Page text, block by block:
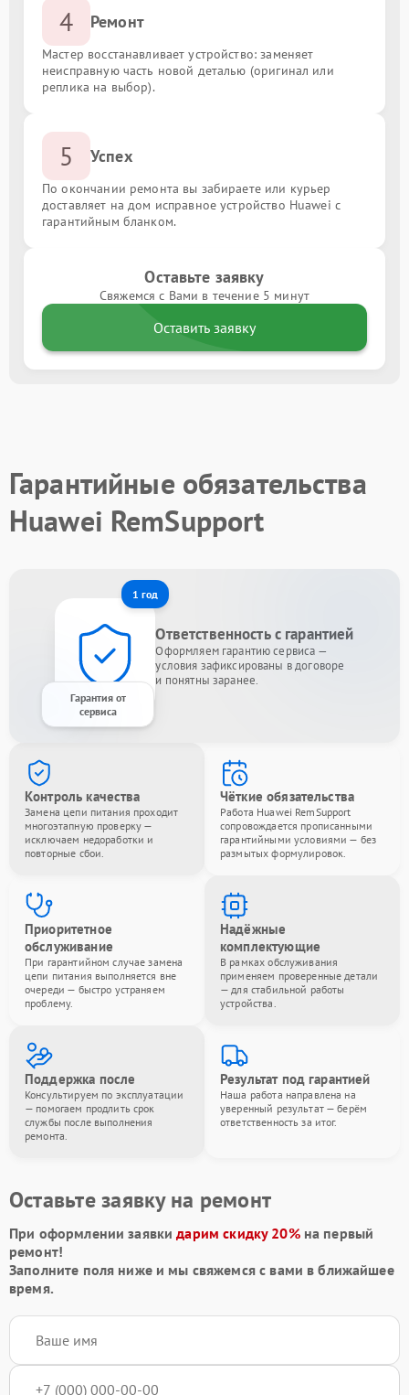
4 Ремонт
Мастер восстанавливает устройство: заменяет
неисправную часть новой деталью (оригинал или
реплика на выбор).
5 Успех
По окончании ремонта вы забираете или курьер
доставляет на дом исправное устройство Huawei с
гарантийным бланком.
Оставьте заявку
Свяжемся с Вами в течение 5 минут
Оставить заявку
Гарантийные обязательства
Huawei RemSupport
1 год
Гарантия от
сервиса
Ответственность с гарантией
Оформляем гарантию сервиса —
условия зафиксированы в договоре
и понятны заранее.
Контроль качества
Замена цепи питания проходит
многоэтапную проверку —
исключаем недоработки и
повторные сбои.
Чёткие обязательства
Работа Huawei RemSupport
сопровождается прописанными
гарантийными условиями — без
размытых формулировок.
Приоритетное
обслуживание
При гарантийном случае замена
цепи питания выполняется вне
очереди — быстро устраняем
проблему.
Надёжные
комплектующие
В рамках обслуживания
применяем проверенные детали
— для стабильной работы
устройства.
Поддержка после
Консультируем по эксплуатации
— помогаем продлить срок
службы после выполнения
ремонта.
Результат под гарантией
Наша работа направлена на
уверенный результат — берём
ответственность за итог.
Оставьте заявку на ремонт
При оформлении заявкидарим скидку 20%на первый
ремонт!
Заполните поля ниже и мы свяжемся с вами в ближайшее
время.